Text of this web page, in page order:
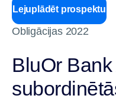
Lejuplādēt prospektu
Obligācijas 2022
BluOr Bank